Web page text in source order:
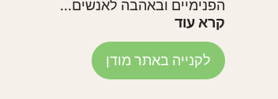
הפנימיים ובאהבה לאנשים...
קרא עוד
לקנייה באתר מודן